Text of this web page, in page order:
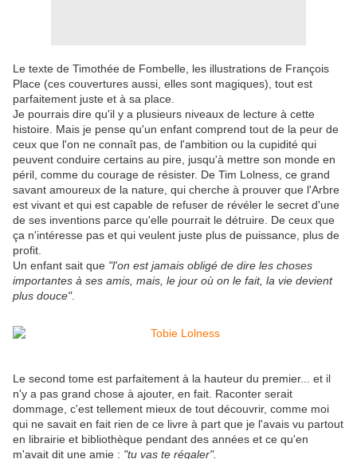
Le texte de Timothée de Fombelle, les illustrations de François
Place (ces couvertures aussi, elles sont magiques), tout est
parfaitement juste et à sa place.
Je pourrais dire qu'il y a plusieurs niveaux de lecture à cette
histoire. Mais je pense qu'un enfant comprend tout de la peur de
ceux que l'on ne connaît pas, de l'ambition ou la cupidité qui
peuvent conduire certains au pire, jusqu'à mettre son monde en
péril, comme du courage de résister. De Tim Lolness, ce grand
savant amoureux de la nature, qui cherche à prouver que l'Arbre
est vivant et qui est capable de refuser de révéler le secret d'une
de ses inventions parce qu'elle pourrait le détruire. De ceux que
ça n'intéresse pas et qui veulent juste plus de puissance, plus de
profit.
Un enfant sait que "l'on est jamais obligé de dire les choses
importantes à ses amis, mais, le jour où on le fait, la vie devient
plus douce".
Le second tome est parfaitement à la hauteur du premier... et il
n'y a pas grand chose à ajouter, en fait. Raconter serait
dommage, c'est tellement mieux de tout découvrir, comme moi
qui ne savait en fait rien de ce livre à part que je l'avais vu partout
en librairie et bibliothèque pendant des années et ce qu'en
m'avait dit une amie : "tu vas te régaler".